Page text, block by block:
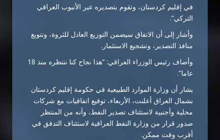
في إقليم كردستان، وتقوم بتصديره عبر الأنبوب العراقي
التركي”.
وأشار إلى أن الاتفاق سيضمن التوزيع العادل للثروة، وتنويع
منافذ التصدير، وتشجيع الاستثمار.
وأضاف رئيس الوزراء العراقي: “هذا نجاح كنا ننتظره منذ 18
عاما”.
يشار أن وزارة الموارد الطبيعية في حكومة إقليم كردستان
بشمال العراق أعلنت، الأربعاء، توقيع اتفاقيات مع شركات
محلية وأجنبية لاستئناف تصدير النفط، وأنه من المنتظر
صدور قرار من وزارة النفط العراقية لاستئناف التدفق في
أقرب وقت ممكن.